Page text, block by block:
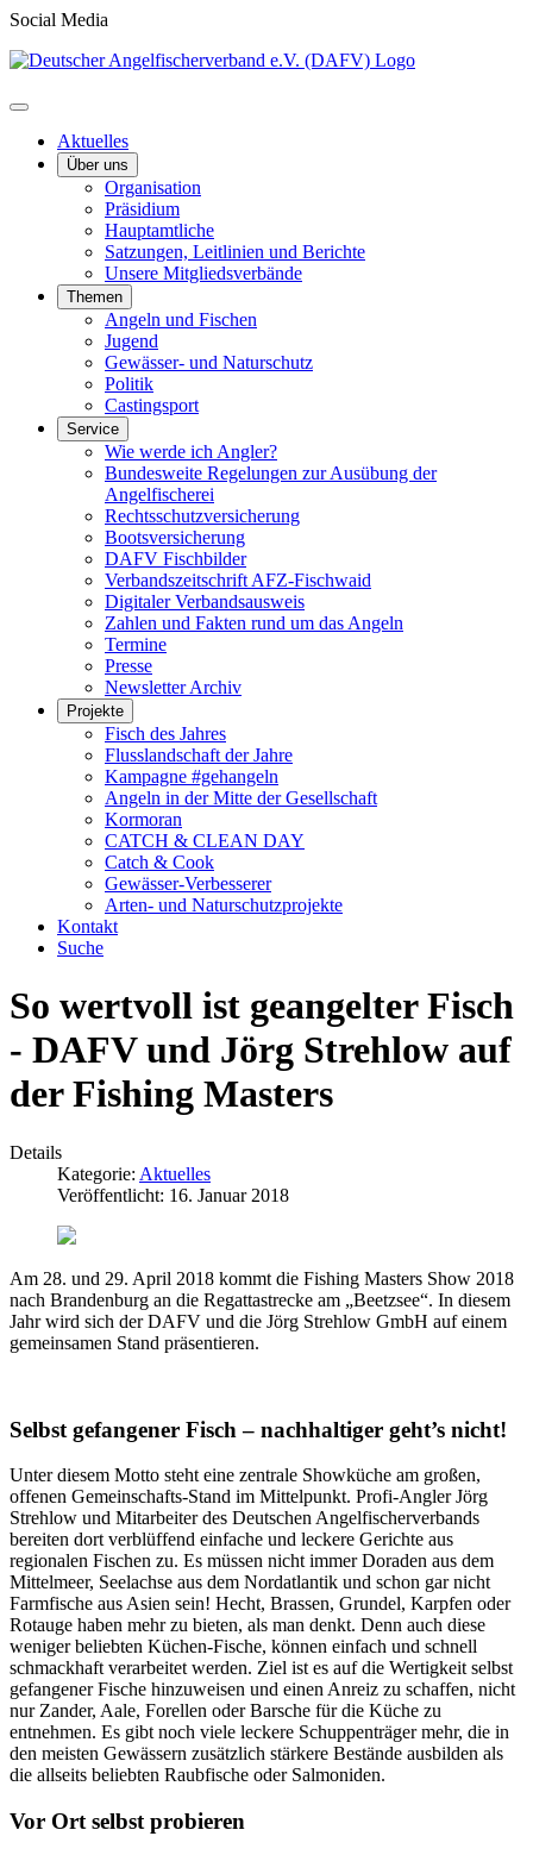
Social Media
Aktuelles
Über uns
Organisation
Präsidium
Hauptamtliche
Satzungen, Leitlinien und Berichte
Unsere Mitgliedsverbände
Themen
Angeln und Fischen
Jugend
Gewässer- und Naturschutz
Politik
Castingsport
Service
Wie werde ich Angler?
Bundesweite Regelungen zur Ausübung der
Angelfischerei
Rechtsschutzversicherung
Bootsversicherung
DAFV Fischbilder
Verbandszeitschrift AFZ-Fischwaid
Digitaler Verbandsausweis
Zahlen und Fakten rund um das Angeln
Termine
Presse
Newsletter Archiv
Projekte
Fisch des Jahres
Flusslandschaft der Jahre
Kampagne #gehangeln
Angeln in der Mitte der Gesellschaft
Kormoran
CATCH & CLEAN DAY
Catch & Cook
Gewässer-Verbesserer
Arten- und Naturschutzprojekte
Kontakt
Suche
So wertvoll ist geangelter Fisch
- DAFV und Jörg Strehlow auf
der Fishing Masters
Details
Kategorie: Aktuelles
Veröffentlicht: 16. Januar 2018
Am 28. und 29. April 2018 kommt die Fishing Masters Show 2018
nach Brandenburg an die Regattastrecke am „Beetzsee“. In diesem
Jahr wird sich der DAFV und die Jörg Strehlow GmbH auf einem
gemeinsamen Stand präsentieren.
Selbst gefangener Fisch – nachhaltiger geht’s nicht!
Unter diesem Motto steht eine zentrale Showküche am großen,
offenen Gemeinschafts-Stand im Mittelpunkt. Profi-Angler Jörg
Strehlow und Mitarbeiter des Deutschen Angelfischerverbands
bereiten dort verblüffend einfache und leckere Gerichte aus
regionalen Fischen zu. Es müssen nicht immer Doraden aus dem
Mittelmeer, Seelachse aus dem Nordatlantik und schon gar nicht
Farmfische aus Asien sein! Hecht, Brassen, Grundel, Karpfen oder
Rotauge haben mehr zu bieten, als man denkt. Denn auch diese
weniger beliebten Küchen-Fische, können einfach und schnell
schmackhaft verarbeitet werden. Ziel ist es auf die Wertigkeit selbst
gefangener Fische hinzuweisen und einen Anreiz zu schaffen, nicht
nur Zander, Aale, Forellen oder Barsche für die Küche zu
entnehmen. Es gibt noch viele leckere Schuppenträger mehr, die in
den meisten Gewässern zusätzlich stärkere Bestände ausbilden als
die allseits beliebten Raubfische oder Salmoniden.
Vor Ort selbst probieren